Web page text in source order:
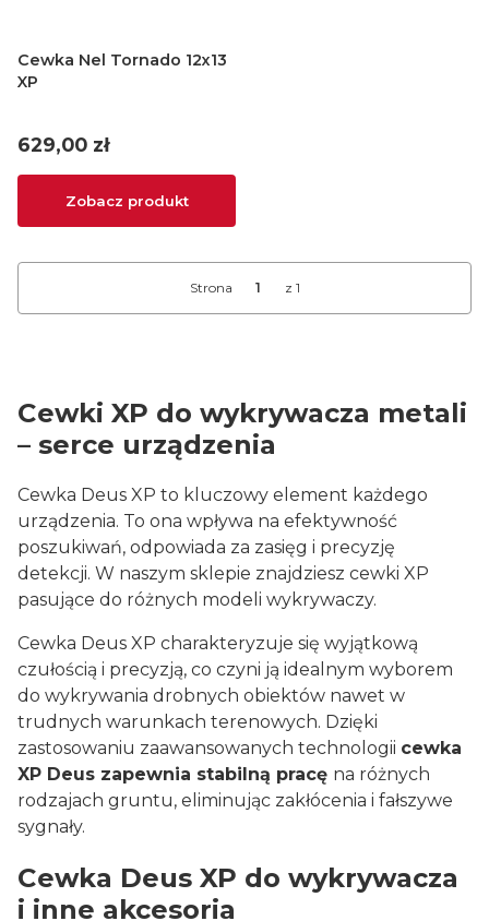
Cewka Nel Tornado 12x13
XP
Cena
629,00 zł
Zobacz produkt
Strona z 1
Cewki XP do wykrywacza metali
– serce urządzenia
Cewka Deus XP to kluczowy element każdego
urządzenia. To ona wpływa na efektywność
poszukiwań, odpowiada za zasięg i precyzję
detekcji. W naszym sklepie znajdziesz cewki XP
pasujące do różnych modeli wykrywaczy.
Cewka Deus XP charakteryzuje się wyjątkową
czułością i precyzją, co czyni ją idealnym wyborem
do wykrywania drobnych obiektów nawet w
trudnych warunkach terenowych. Dzięki
zastosowaniu zaawansowanych technologii cewka
XP Deus zapewnia stabilną pracę na różnych
rodzajach gruntu, eliminując zakłócenia i fałszywe
sygnały.
Cewka Deus XP do wykrywacza
i inne akcesoria